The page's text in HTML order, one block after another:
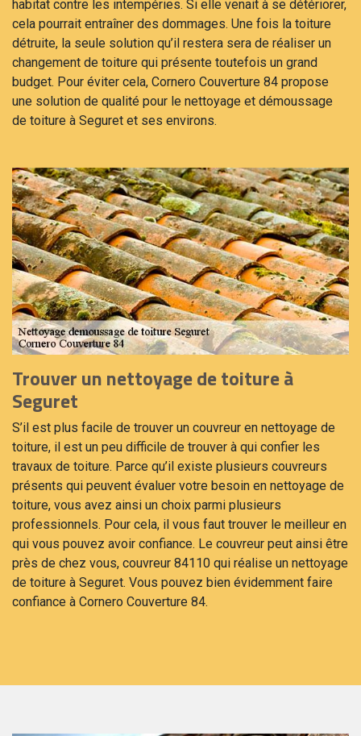
habitat contre les intempéries. Si elle venait à se détériorer,
cela pourrait entraîner des dommages. Une fois la toiture
détruite, la seule solution qu’il restera sera de réaliser un
changement de toiture qui présente toutefois un grand
budget. Pour éviter cela, Cornero Couverture 84 propose
une solution de qualité pour le nettoyage et démoussage
de toiture à Seguret et ses environs.
Trouver un nettoyage de toiture à
Seguret
S’il est plus facile de trouver un couvreur en nettoyage de
toiture, il est un peu difficile de trouver à qui confier les
travaux de toiture. Parce qu’il existe plusieurs couvreurs
présents qui peuvent évaluer votre besoin en nettoyage de
toiture, vous avez ainsi un choix parmi plusieurs
professionnels. Pour cela, il vous faut trouver le meilleur en
qui vous pouvez avoir confiance. Le couvreur peut ainsi être
près de chez vous, couvreur 84110 qui réalise un nettoyage
de toiture à Seguret. Vous pouvez bien évidemment faire
confiance à Cornero Couverture 84.